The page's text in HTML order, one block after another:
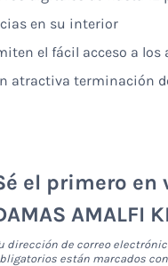
en su interior
el fácil acceso a
atractiva terminación
el primero en
AMALFI
dirección de correo
están marcados con